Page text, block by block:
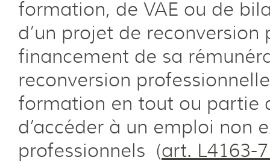
formation, de VAE ou de
d’un projet de
financement de sa
reconversion
formation en tout ou partie
d’accéder à un emploi non
professionnels (art. L4163-